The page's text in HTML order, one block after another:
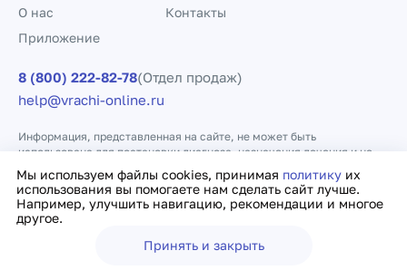
Мы используем файлы cookies, принимая политику их
использования вы помогаете нам сделать сайт лучше.
Например, улучшить навигацию, рекомендации и многое
другое.
Принять и закрыть
О нас
Контакты
Приложение
8 (800) 222-82-78(Отдел продаж)
help@vrachi-online.ru
Информация, представленная на сайте, не может быть
использована для постановки диагноза, назначения лечения и не
заменяет прием врача.
Политика конфиденциальности Договор оферты